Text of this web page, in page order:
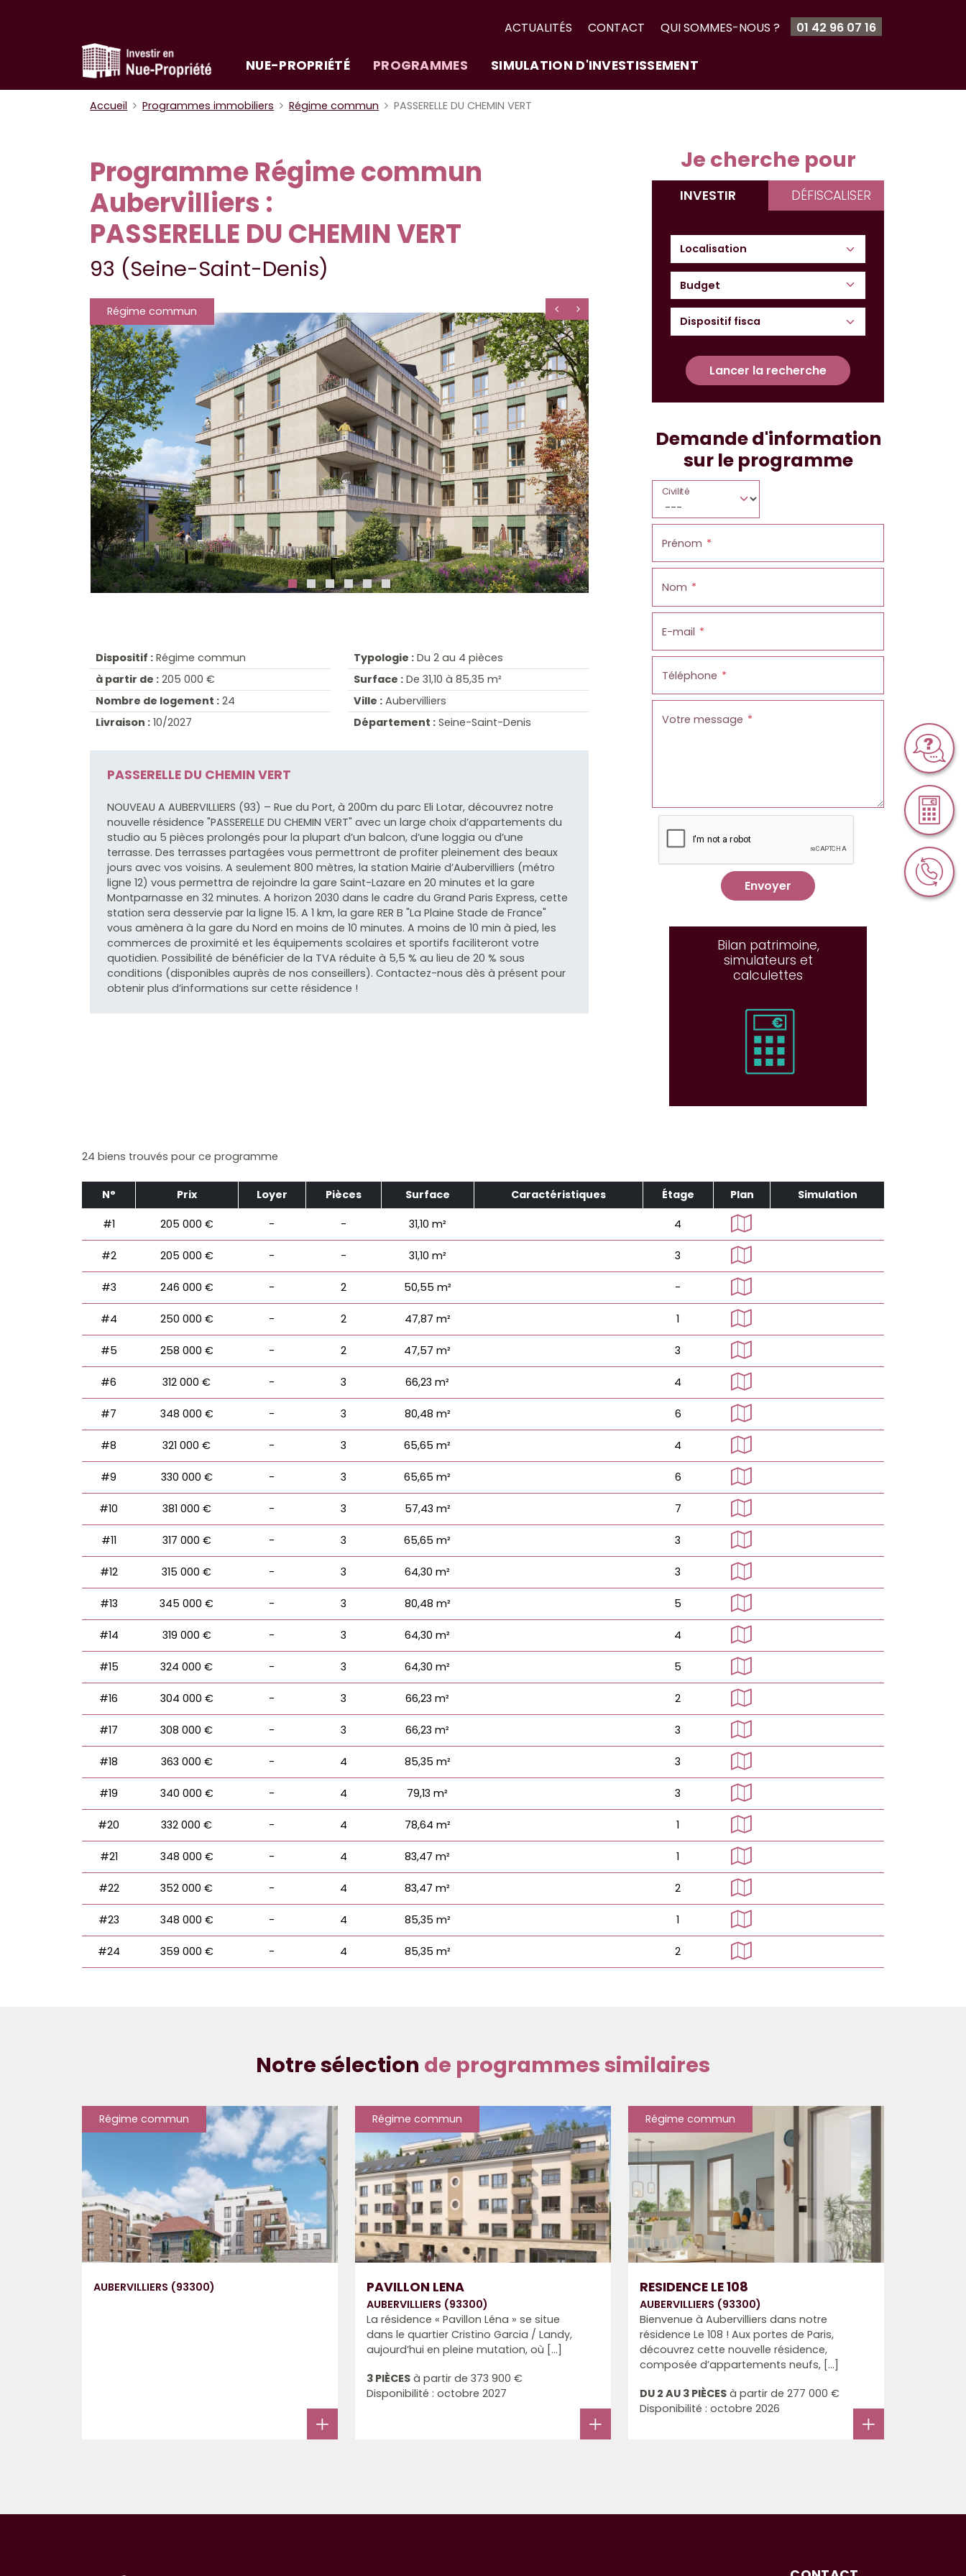
ACTUALITÉS CONTACT QUI SOMMES-NOUS ? 01 42 96 07 16
NUE-PROPRIÉTÉ PROGRAMMES SIMULATION D'INVESTISSEMENT
Accueil Programmes immobiliers Régime commun PASSERELLE DU CHEMIN VERT
Programme Régime commun
Aubervilliers :
PASSERELLE DU CHEMIN VERT
93 (Seine-Saint-Denis)
Régime commun
Dispositif : Régime commun
à partir de : 205 000 €
Nombre de logement : 24
Livraison : 10/2027
Typologie : Du 2 au 4 pièces
Surface : De 31,10 à 85,35 m²
Ville : Aubervilliers
Département : Seine-Saint-Denis
PASSERELLE DU CHEMIN VERT
NOUVEAU A AUBERVILLIERS (93) – Rue du Port, à 200m du parc Eli Lotar, découvrez notre
nouvelle résidence "PASSERELLE DU CHEMIN VERT" avec un large choix d’appartements du
studio au 5 pièces prolongés pour la plupart d’un balcon, d’une loggia ou d’une
terrasse. Des terrasses partagées vous permettront de profiter pleinement des beaux
jours avec vos voisins. A seulement 800 mètres, la station Mairie d’Aubervilliers (métro
ligne 12) vous permettra de rejoindre la gare Saint-Lazare en 20 minutes et la gare
Montparnasse en 32 minutes. A horizon 2030 dans le cadre du Grand Paris Express, cette
station sera desservie par la ligne 15. A 1 km, la gare RER B "La Plaine Stade de France"
vous amènera à la gare du Nord en moins de 10 minutes. A moins de 10 min à pied, les
commerces de proximité et les équipements scolaires et sportifs faciliteront votre
quotidien. Possibilité de bénéficier de la TVA réduite à 5,5 % au lieu de 20 % sous
conditions (disponibles auprès de nos conseillers). Contactez-nous dès à présent pour
obtenir plus d’informations sur cette résidence !
Je cherche pour
INVESTIR DÉFISCALISER
Budget
Lancer la recherche
Demande d'information
sur le programme
Civilité
Prénom
Nom
E-mail
Téléphone
Votre message
Envoyer
Bilan patrimoine,
simulateurs et
calculettes
24 biens trouvés pour ce programme
N° Prix Loyer Pièces Surface Caractéristiques Étage Plan Simulation
#1 205 000 € - - 31,10 m² 4
#2 205 000 € - - 31,10 m² 3
#3 246 000 € - 2 50,55 m² -
#4 250 000 € - 2 47,87 m² 1
#5 258 000 € - 2 47,57 m² 3
#6 312 000 € - 3 66,23 m² 4
#7 348 000 € - 3 80,48 m² 6
#8 321 000 € - 3 65,65 m² 4
#9 330 000 € - 3 65,65 m² 6
#10 381 000 € - 3 57,43 m² 7
#11 317 000 € - 3 65,65 m² 3
#12 315 000 € - 3 64,30 m² 3
#13 345 000 € - 3 80,48 m² 5
#14 319 000 € - 3 64,30 m² 4
#15 324 000 € - 3 64,30 m² 5
#16 304 000 € - 3 66,23 m² 2
#17 308 000 € - 3 66,23 m² 3
#18 363 000 € - 4 85,35 m² 3
#19 340 000 € - 4 79,13 m² 3
#20 332 000 € - 4 78,64 m² 1
#21 348 000 € - 4 83,47 m² 1
#22 352 000 € - 4 83,47 m² 2
#23 348 000 € - 4 85,35 m² 1
#24 359 000 € - 4 85,35 m² 2
Notre sélection de programmes similaires
Régime commun
AUBERVILLIERS (93300)
Régime commun
PAVILLON LENA
AUBERVILLIERS (93300)
La résidence « Pavillon Léna » se situe
dans le quartier Cristino Garcia / Landy,
aujourd’hui en pleine mutation, où [...]
3 PIÈCES à partir de 373 900 €
Disponibilité : octobre 2027
Régime commun
RESIDENCE LE 108
AUBERVILLIERS (93300)
Bienvenue à Aubervilliers dans notre
résidence Le 108 ! Aux portes de Paris,
découvrez cette nouvelle résidence,
composée d’appartements neufs, [...]
DU 2 AU 3 PIÈCES à partir de 277 000 €
Disponibilité : octobre 2026